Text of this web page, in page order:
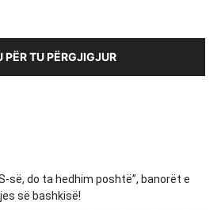
PËR TU PËRGJIGJUR
së, do ta hedhim poshtë”, banorët e
së bashkisë!